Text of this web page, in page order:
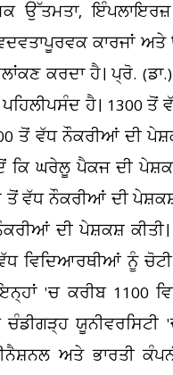
ਉੱਤਮਤਾ, ਇੰਪਲਾਇਰਜ਼
ਕਾਰਜਾਂ
ਕਰਦਾ ਹੈ। ਪ੍ਰੋ.
ਹੈ। 1300 ਤੋਂ
ਤੋਂ ਵੱਧ ਨੌਕਰੀਆਂ ਦੀ
ਕਿ ਘਰੇਲੂ ਪੈਕਜ ਦੀ
ਵੱਧ ਨੌਕਰੀਆਂ ਦੀ
ਦੀ ਪੇਸ਼ਕਸ਼
ਵੱਧ ਵਿਦਿਆਰਥੀਆਂ ਨੂੰ
'ਚ ਕਰੀਬ 1100
ਚੰਡੀਗੜ੍ਹ
ਅਤੇ ਭਾਰਤੀ